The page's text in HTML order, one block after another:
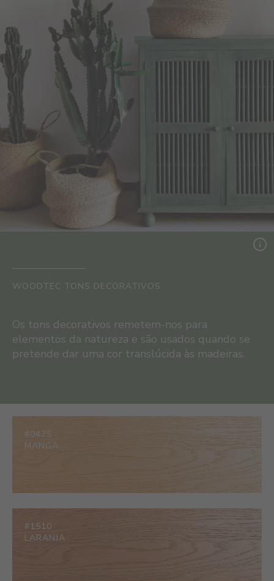
WOODTEC TONS DECORATIVOS
Os tons decorativos remetem-nos para
elementos da natureza e são usados quando se
pretende dar uma cor translúcida às madeiras.
#0475
MANGA
#1510
LARANJA